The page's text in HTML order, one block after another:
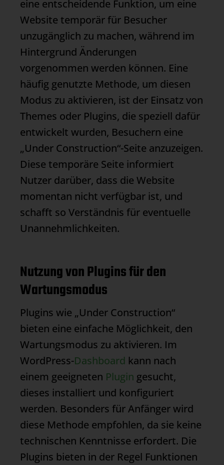
eine entscheidende Funktion, um eine
Website temporär für Besucher
unzugänglich zu machen, während im
Hintergrund Änderungen
vorgenommen werden können. Eine
häufig genutzte Methode, um diesen
Modus zu aktivieren, ist der Einsatz von
Themes oder Plugins, die speziell dafür
entwickelt wurden, Besuchern eine
„Under Construction“-Seite anzuzeigen.
Diese temporäre Seite informiert
Nutzer darüber, dass die Website
momentan nicht verfügbar ist, und
schafft so Verständnis für eventuelle
Unannehmlichkeiten.
Nutzung von Plugins für den
Wartungsmodus
Plugins wie „Under Construction“
bieten eine einfache Möglichkeit, den
Wartungsmodus zu aktivieren. Im
WordPress-Dashboard kann nach
einem geeigneten Plugin gesucht,
dieses installiert und konfiguriert
werden. Besonders für Anfänger wird
diese Methode empfohlen, da sie keine
technischen Kenntnisse erfordert. Die
Plugins bieten in der Regel Funktionen